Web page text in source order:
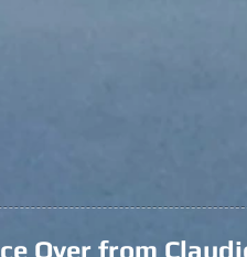
Over from